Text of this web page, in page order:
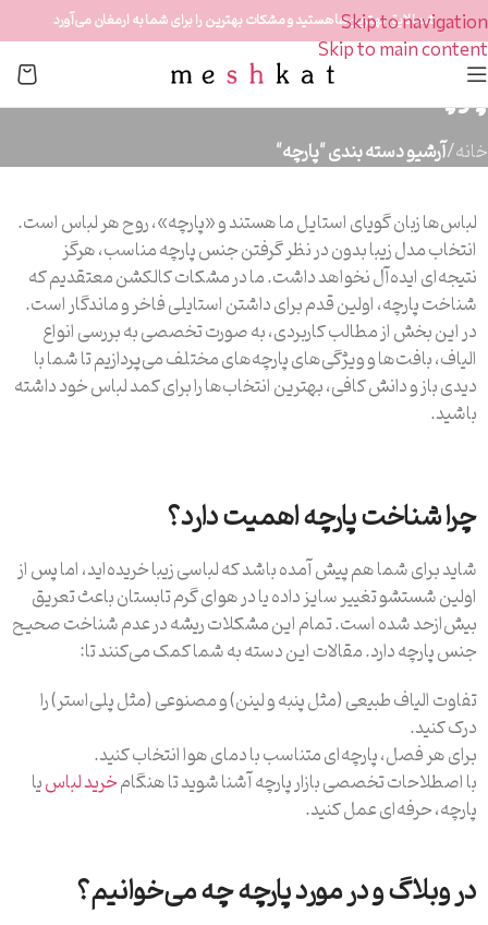
Skip to navigation
Skip to main content
شما لایق بهترین‌ها هستید و مشکات بهترین را برای شما به ارمغان می‌آورد
پارچه
خانه/آرشیو دسته بندی "پارچه"
لباس‌ها زبان گویای استایل ما هستند و «پارچه»، روح هر لباس است.
انتخاب مدل زیبا بدون در نظر گرفتن جنس پارچه مناسب، هرگز
نتیجه‌ای ایده‌آل نخواهد داشت. ما در مشکات کالکشن معتقدیم که
شناخت پارچه، اولین قدم برای داشتن استایلی فاخر و ماندگار است.
در این بخش از مطالب کاربردی، به صورت تخصصی به بررسی انواع
الیاف، بافت‌ها و ویژگی‌های پارچه‌های مختلف می‌پردازیم تا شما با
دیدی باز و دانش کافی، بهترین انتخاب‌ها را برای کمد لباس خود داشته
باشید.
چرا شناخت پارچه اهمیت دارد؟
شاید برای شما هم پیش آمده باشد که لباسی زیبا خریده‌اید، اما پس از
اولین شستشو تغییر سایز داده یا در هوای گرم تابستان باعث تعریق
بیش‌ازحد شده است. تمام این مشکلات ریشه در عدم شناخت صحیح
جنس پارچه دارد. مقالات این دسته به شما کمک می‌کنند تا:
تفاوت الیاف طبیعی (مثل پنبه و لینن) و مصنوعی (مثل پلی‌استر) را
درک کنید.
برای هر فصل، پارچه‌ای متناسب با دمای هوا انتخاب کنید.
با اصطلاحات تخصصی بازار پارچه آشنا شوید تا هنگامخرید لباسیا
پارچه، حرفه‌ای عمل کنید.
در وبلاگ و در مورد پارچه چه می‌خوانیم؟